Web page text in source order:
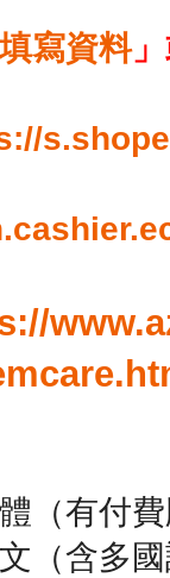
填寫資料
（有付
（含多